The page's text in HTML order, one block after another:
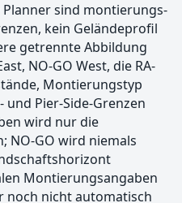
Planner sind montierungs-
kein Geländeprofil
getrennte Abbildung
NO-GO West, die RA-
Montierungstyp
Pier-Side-Grenzen
wird nur die
NO-GO wird niemals
Montierungsangaben
noch nicht automatisch